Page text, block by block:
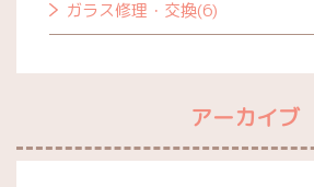
ガラス修理・交換(6)
アーカイブ